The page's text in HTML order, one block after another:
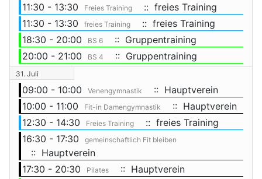
11:30 - 13:30
Freies Training
:: freies Training
11:30 - 13:30
freies Training
:: freies Training
18:30 - 20:00
BS 6
:: Gruppentraining
20:00 - 21:00
BS 4 :: Gruppentraining
31. Juli
09:00 - 10:00 Venengymnastik
:: Hauptverein
10:00 - 11:00
Fit-in Damengymnastik
:: Hauptverein
12:30 - 14:30
Freies Training
:: freies Training
16:30 - 17:30
gemeinschaftlich Fit bleiben
:: Hauptverein
17:30 - 20:30
Pilates
:: Hauptverein